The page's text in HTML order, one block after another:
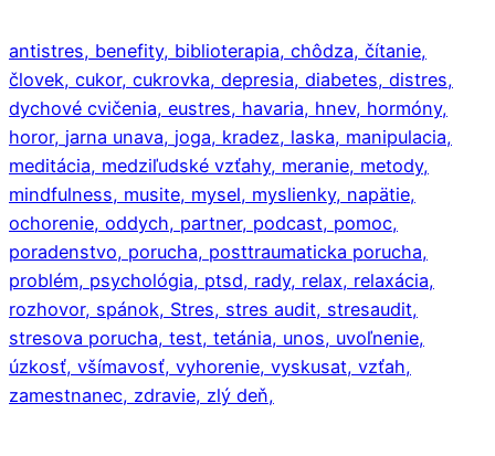
antistres, benefity, biblioterapia, chôdza, čítanie,
človek, cukor, cukrovka, depresia, diabetes, distres,
dychové cvičenia, eustres, havaria, hnev, hormóny,
horor, jarna unava, joga, kradez, laska, manipulacia,
meditácia, medziľudské vzťahy, meranie, metody,
mindfulness, musite, mysel, myslienky, napätie,
ochorenie, oddych, partner, podcast, pomoc,
poradenstvo, porucha, posttraumaticka porucha,
problém, psychológia, ptsd, rady, relax, relaxácia,
rozhovor, spánok, Stres, stres audit, stresaudit,
stresova porucha, test, tetánia, unos, uvoľnenie,
úzkosť, všímavosť, vyhorenie, vyskusat, vzťah,
zamestnanec, zdravie, zlý deň,